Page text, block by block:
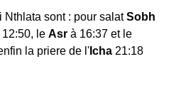
Nthlata sont : pour salatSobh
12:50, le Asr à 16:37 et le
la priere de l' Icha 21:18